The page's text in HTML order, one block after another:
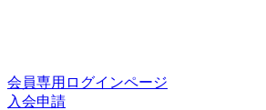
会員専用ログインページ
入会申請